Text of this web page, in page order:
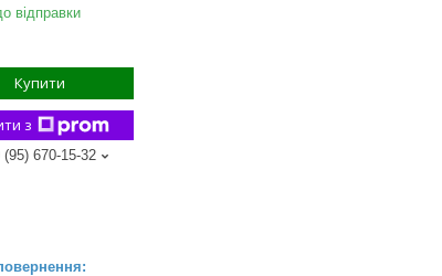
відправки
Купити
з
(95) 670-15-32